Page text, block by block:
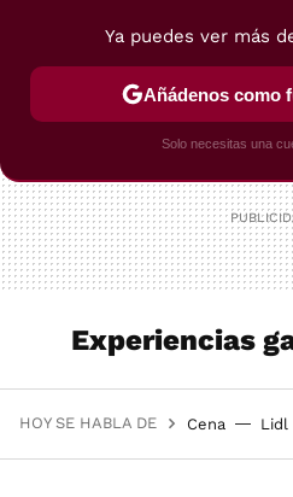
POSTRES VIAJES
Experiencias
HOY SE HABLA DE Cena Lidl
Ya puedes ver más
Añádenos como
Solo necesitas una